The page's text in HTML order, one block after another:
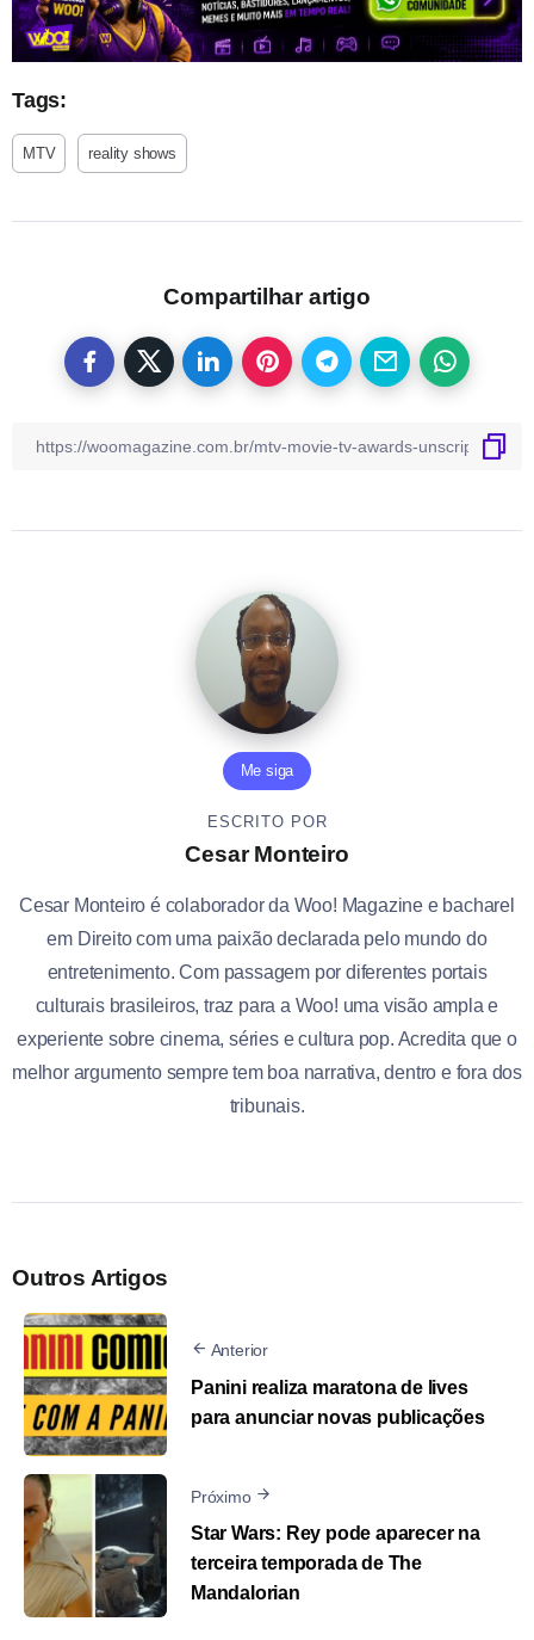
Tags:
MTV reality shows
Compartilhar artigo
Me siga
ESCRITO POR
Cesar Monteiro
Cesar Monteiro é colaborador da Woo! Magazine e bacharel
em Direito com uma paixão declarada pelo mundo do
entretenimento. Com passagem por diferentes portais
culturais brasileiros, traz para a Woo! uma visão ampla e
experiente sobre cinema, séries e cultura pop. Acredita que o
melhor argumento sempre tem boa narrativa, dentro e fora dos
tribunais.
Outros Artigos
Anterior
Panini realiza maratona de lives
para anunciar novas publicações
Próximo
Star Wars: Rey pode aparecer na
terceira temporada de The
Mandalorian